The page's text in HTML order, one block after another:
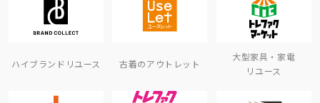
ハイブランドリユース 古着のアウトレット
大型家具・家電
リユース